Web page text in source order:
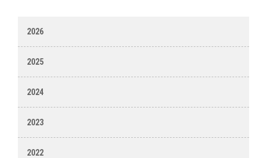
2026
2025
2024
2023
2022